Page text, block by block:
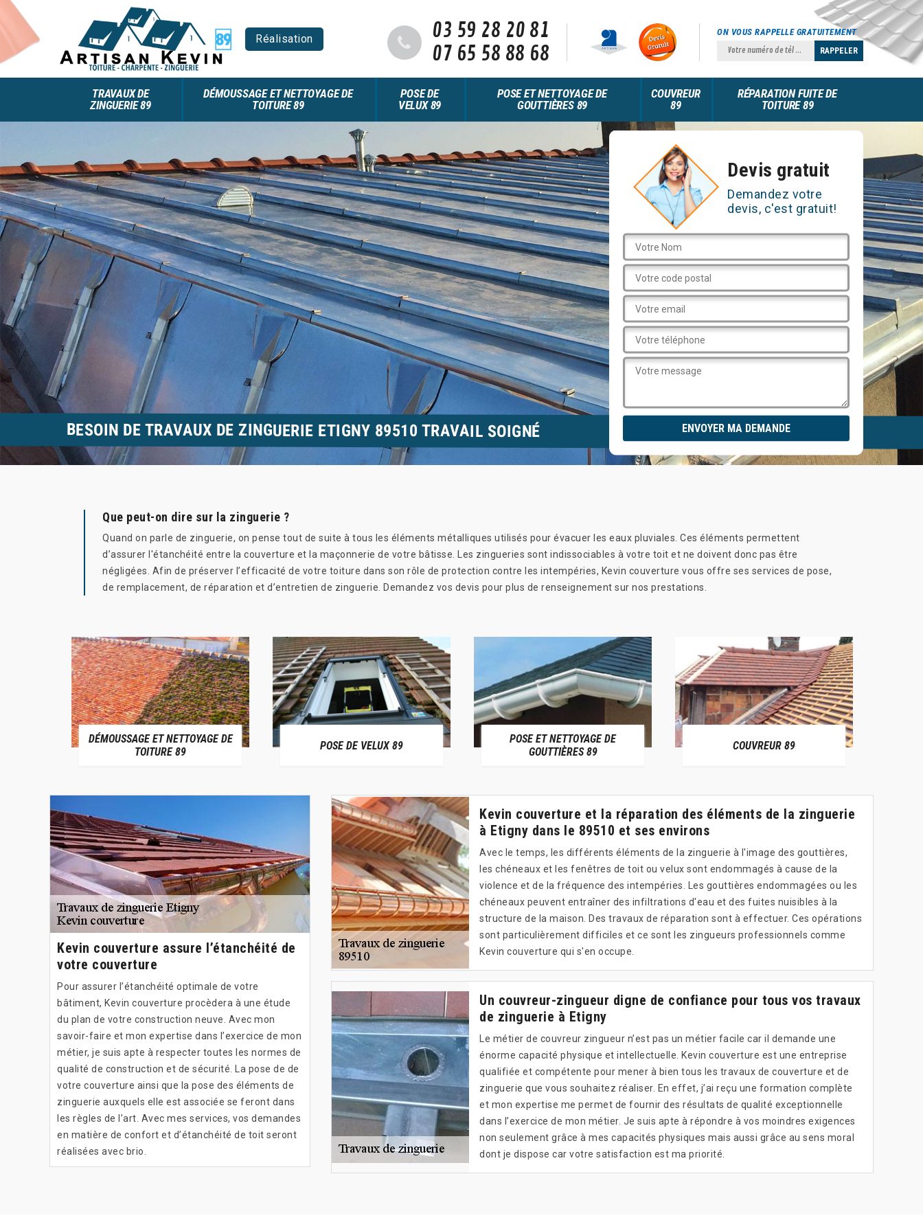
Réalisation
03 59 28 20 81
07 65 58 88 68
ON VOUS RAPPELLE GRATUITEMENT
TRAVAUX DE
ZINGUERIE 89
DÉMOUSSAGE ET NETTOYAGE DE
TOITURE 89
POSE DE
VELUX 89
POSE ET NETTOYAGE DE
GOUTTIÈRES 89
COUVREUR
89
RÉPARATION FUITE DE
TOITURE 89
Devis gratuit
Demandez votre
devis, c'est gratuit!
BESOIN DE TRAVAUX DE ZINGUERIE ETIGNY 89510 TRAVAIL SOIGNÉ
Que peut-on dire sur la zinguerie ?
Quand on parle de zinguerie, on pense tout de suite à tous les éléments métalliques utilisés pour évacuer les eaux pluviales. Ces éléments permettent
d’assurer l'étanchéité entre la couverture et la maçonnerie de votre bâtisse. Les zingueries sont indissociables à votre toit et ne doivent donc pas être
négligées. Afin de préserver l’efficacité de votre toiture dans son rôle de protection contre les intempéries, Kevin couverture vous offre ses services de pose,
de remplacement, de réparation et d’entretien de zinguerie. Demandez vos devis pour plus de renseignement sur nos prestations.
DÉMOUSSAGE ET NETTOYAGE DE
TOITURE 89
POSE DE VELUX 89
POSE ET NETTOYAGE DE
GOUTTIÈRES 89
COUVREUR 89
Kevin couverture assure l’étanchéité de
votre couverture
Pour assurer l’étanchéité optimale de votre
bâtiment, Kevin couverture procèdera à une étude
du plan de votre construction neuve. Avec mon
savoir-faire et mon expertise dans l’exercice de mon
métier, je suis apte à respecter toutes les normes de
qualité de construction et de sécurité. La pose de de
votre couverture ainsi que la pose des éléments de
zinguerie auxquels elle est associée se feront dans
les règles de l’art. Avec mes services, vos demandes
en matière de confort et d’étanchéité de toit seront
réalisées avec brio.
Kevin couverture et la réparation des éléments de la zinguerie
à Etigny dans le 89510 et ses environs
Avec le temps, les différents éléments de la zinguerie à l'image des gouttières,
les chéneaux et les fenêtres de toit ou velux sont endommagés à cause de la
violence et de la fréquence des intempéries. Les gouttières endommagées ou les
chéneaux peuvent entraîner des infiltrations d'eau et des fuites nuisibles à la
structure de la maison. Des travaux de réparation sont à effectuer. Ces opérations
sont particulièrement difficiles et ce sont les zingueurs professionnels comme
Kevin couverture qui s'en occupe.
Un couvreur-zingueur digne de confiance pour tous vos travaux
de zinguerie à Etigny
Le métier de couvreur zingueur n’est pas un métier facile car il demande une
énorme capacité physique et intellectuelle. Kevin couverture est une entreprise
qualifiée et compétente pour mener à bien tous les travaux de couverture et de
zinguerie que vous souhaitez réaliser. En effet, j’ai reçu une formation complète
et mon expertise me permet de fournir des résultats de qualité exceptionnelle
dans l’exercice de mon métier. Je suis apte à répondre à vos moindres exigences
non seulement grâce à mes capacités physiques mais aussi grâce au sens moral
dont je dispose car votre satisfaction est ma priorité.